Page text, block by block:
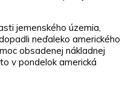
jemenského územia,
neďaleko amerického
obsadenej nákladnej
v pondelok americká